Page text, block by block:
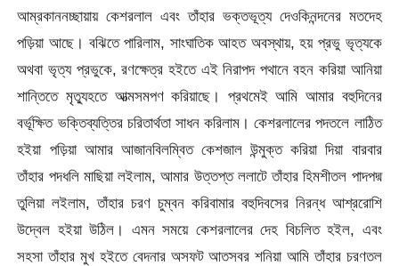
আম্রকাননচ্ছায়ায় কেশরলাল এবং তাঁহার ভক্তভূত্য দেওকিনন্দনের মতদেহ
পড়িয়া আছে। বঝিতে পারিলাম, সাংঘাতিক আহত অবস্থায়, হয় প্রভু ভৃত্যকে
অথবা ভৃত্য প্রভুকে, রণক্ষেত্র হইতে এই নিরাপদ পথানে বহন করিয়া আনিয়া
শান্তিতে মৃত্যুহতে আত্মসমপণ করিয়াছে। প্রথমেই আমি আমার বহুদিনের
বর্ভূক্ষিত ভক্তিব্যত্তির চরিতার্থতা সাধন করিলাম। কেশরলালের পদতলে লাঠিত
হইয়া পড়িয়া আমার আজানবিলম্বিত কেশজাল উন্মুক্ত করিয়া দিয়া বারবার
তাঁহার পদধলি মাছিয়া লইলাম, আমার উত্তপ্ত ললাটে তাঁহার হিমশীতল পাদপদ্ম
তুলিয়া লইলাম, তাঁহার চরণ চুম্বন করিবামার বহুদিবসের নিরন্ধ আশ্ররোশি
উদ্বেল হইয়া উঠিল। এমন সময়ে কেশরলালের দেহ বিচলিত হইল, এবং
সহসা তাঁহার মুখ হইতে বেদনার অসফট আতসবর শনিয়া আমি তাঁহার চরণতল